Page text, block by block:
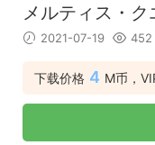
メルティス・ク
2021-07-19 452
下载价格 4 M币，